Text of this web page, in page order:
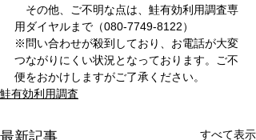
その他、ご不明な点は、鮭有効利用調査専
用ダイヤルまで（080-7749-8122）
※問い合わせが殺到しており、お電話が大変
つながりにくい状況となっております。ご不
便をおかけしますがご了承ください。
鮭有効利用調査
最新記事 すべて表示